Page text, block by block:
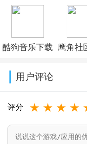
下载最新版 批发
酷狗音乐下载 鹰角社
用户评论
评分 ★ ★ ★ ★